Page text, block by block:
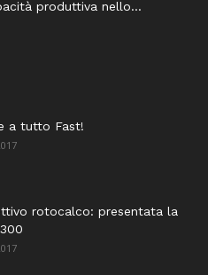
produttiva nello...
a tutto Fast!
rotocalco: presentata la